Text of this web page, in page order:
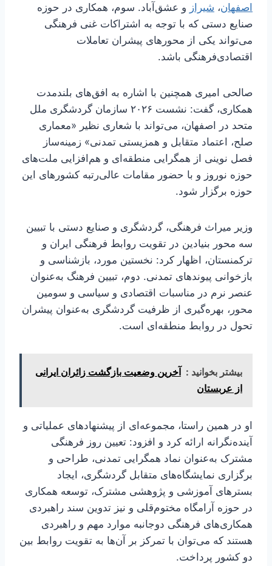
اصفهان، شیراز و عشق‌آباد. سوم، همکاری در حوزه
صنایع‌ دستی که با توجه به اشتراکات غنی فرهنگی
می‌تواند یکی از محورهای پیشران تعاملات
اقتصادی‌فرهنگی باشد.
صالحی‌ امیری همچنین با اشاره به افق‌های بلندمدت
همکاری، گفت: نشست ۲۰۲۶ سازمان گردشگری ملل
متحد در اصفهان، می‌تواند با شعاری نظیر «معماری
صلح، اعتماد متقابل و همزیستی تمدنی» زمینه‌ساز
فصل نوینی از همگرایی منطقه‌ای و هم‌افزایی ملت‌های
حوزه نوروز و با حضور مقامات عالی‌رتبه کشورهای این
حوزه برگزار شود.
وزیر میراث‌ فرهنگی، گردشگری و صنایع دستی با تبیین
سه محور بنیادین در تقویت روابط فرهنگی ایران و
ترکمنستان، اظهار کرد: نخستین مورد، بازشناسی و
بازخوانی پیوندهای تمدنی. دوم، تبیین فرهنگ به‌عنوان
عنصر نرم در مناسبات اقتصادی و سیاسی و سومین
محور، بهره‌گیری از ظرفیت گردشگری به‌عنوان پیشران
تحول در روابط منطقه‌ای است.
بیشتر بخوانید : آخرین وضعیت بازگشت زائران ایرانی
از عربستان
او در همین راستا، مجموعه‌ای از پیشنهادهای عملیاتی و
آینده‌نگرانه ارائه کرد و افزود: تعیین روز فرهنگی
مشترک به‌عنوان نماد همگرایی تمدنی، طراحی و
برگزاری نمایشگاه‌های متقابل گردشگری، ایجاد
بسترهای آموزشی و پژوهشی مشترک، توسعه همکاری
در حوزه آرامگاه مختوم‌قلی و نیز تدوین سند راهبردی
همکاری‌های فرهنگی دوجانبه موارد مهم و راهبردی
هستند که می‌توان با تمرکز بر آن‌ها به تقویت روابط بین
دو کشور پرداخت.